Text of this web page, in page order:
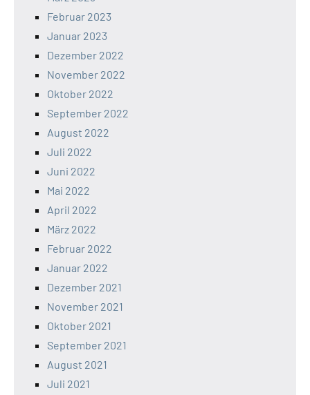
Februar 2023
Januar 2023
Dezember 2022
November 2022
Oktober 2022
September 2022
August 2022
Juli 2022
Juni 2022
Mai 2022
April 2022
März 2022
Februar 2022
Januar 2022
Dezember 2021
November 2021
Oktober 2021
September 2021
August 2021
Juli 2021